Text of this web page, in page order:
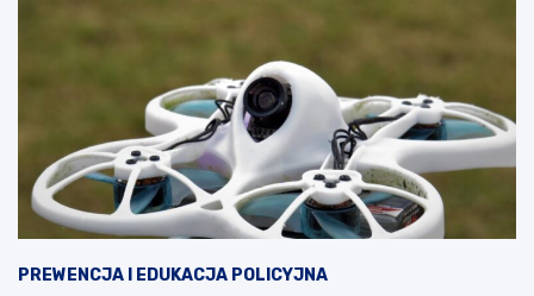
PREWENCJA I EDUKACJA POLICYJNA